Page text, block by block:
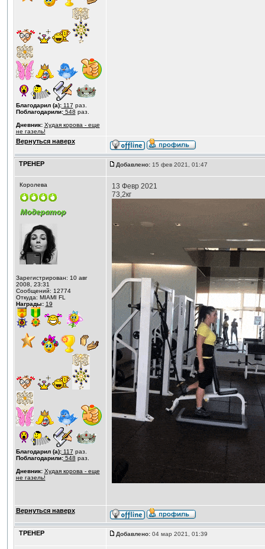
Благодарил (а):117 раз.
Поблагодарили:548 раз.
Дневник: Худая корова - еще
не газель!
Вернуться наверх
ТРЕНЕР Добавлено:15 фев 2021, 01:47
Королева
Зарегистрирован: 10 авг
2008, 23:31
Сообщений: 12774
Откуда: MIAMI FL
Награды: 19
Благодарил (а):117 раз.
Поблагодарили:548 раз.
Дневник: Худая корова - еще
не газель!
13 Февр 2021
73,2кг
Вернуться наверх
ТРЕНЕР Добавлено:04 мар 2021, 01:39